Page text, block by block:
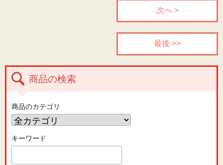
次へ >
最後 >>
商品の検索
商品のカテゴリ
キーワード